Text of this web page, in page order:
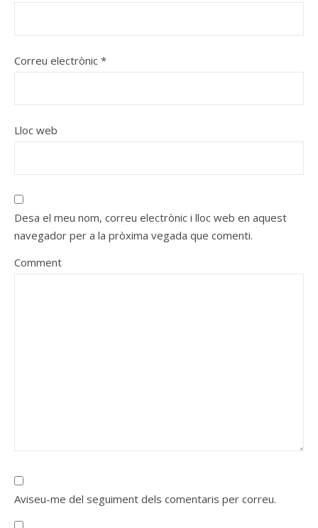
Correu electrònic *
Lloc web
Desa el meu nom, correu electrònic i lloc web en aquest
navegador per a la pròxima vegada que comenti.
Comment
Aviseu-me del seguiment dels comentaris per correu.